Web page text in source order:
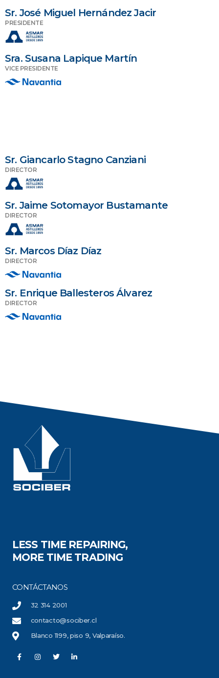
Sr. José Miguel Hernández Jacir
PRESIDENTE
Sra. Susana Lapique Martín
VICE PRESIDENTE
Sr. Giancarlo Stagno Canziani
DIRECTOR
Sr. Jaime Sotomayor Bustamante
DIRECTOR
Sr. Marcos Díaz Díaz
DIRECTOR
Sr. Enrique Ballesteros Álvarez
DIRECTOR
LESS TIME REPAIRING,
MORE TIME TRADING
CONTÁCTANOS
32 314 2001
contacto@sociber.cl
Blanco 1199, piso 9, Valparaíso.